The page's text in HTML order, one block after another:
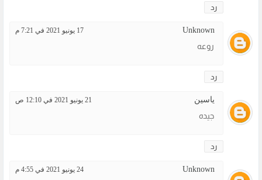
رد
Unknown 17 يونيو 2021 في 7:21 م
روعه
رد
ياسين 21 يونيو 2021 في 12:10 ص
جيده
رد
Unknown 24 يونيو 2021 في 4:55 م